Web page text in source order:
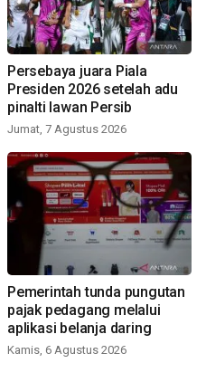
Persebaya juara Piala
Presiden 2026 setelah adu
pinalti lawan Persib
Jumat, 7 Agustus 2026
Pemerintah tunda pungutan
pajak pedagang melalui
aplikasi belanja daring
Kamis, 6 Agustus 2026